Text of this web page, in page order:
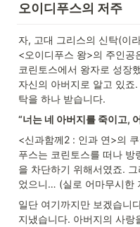
오이디푸스의 저주
자, 고대 그리스의 신탁(이
<오이디푸스 왕>의 주인공
코린토스에서 왕자로 성장
자신의 아버지로 알고 있죠
탁을 하나 받습니다.
“너는 네 아버지를 죽이고,
<신과함께2 : 인과 연>의
푸스는 코린토스를 떠나 방
을 차단하기 위해서였죠.
었으니… (실로 어마무시한
일단 여기까지만 보겠습니
지냈습니다. 아버지의 사